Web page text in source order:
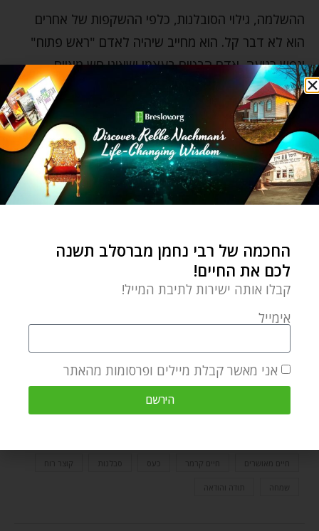
ההשלמה, גילוי הסובלנות, כלפי ההשקפות של אחרים
הוא לא דבר קל. הוא מחייב שיהיה לאדם "ראש פתוח"
ונפש רגועה, אדם הבטוח בעצמו ושאינו חש מאוים
מדעותיהם של אחרים. אין להסיק מכאן שצריך להסכים
עם השקפותיהם של אחרים. אלא, יש ללמוד מכאן
שתחושת הביטחון של האדם לא חייבת להוביל למחלוקת
ולסכסוך בכל דבר השונה.
רבי נתן מברסלב כותב, שכל אדם "יודע" את האמת.
"יודע" את האמת שלו בביטחון מלא.
לכן, כל עוד אנחנו מגלים סובלנות כלפי "האמת" של
הסובבים אותנו, כל עוד אנחנו דנים לכף זכות ומניחים כי
בדעותינו, אז למרות ההבדלים בינינו נוכל להישאר ידידים
בידידות כנה ובריאה לאורך זמן.
שמחה תודה והודאה
החכמה של רבי נחמן מברסלב תשנה
לכם את החיים!
קבלו אותה ישירות לתיבת המייל!
אימייל
אני מאשר קבלת מיילים ופרסומות מהאתר
הירשם